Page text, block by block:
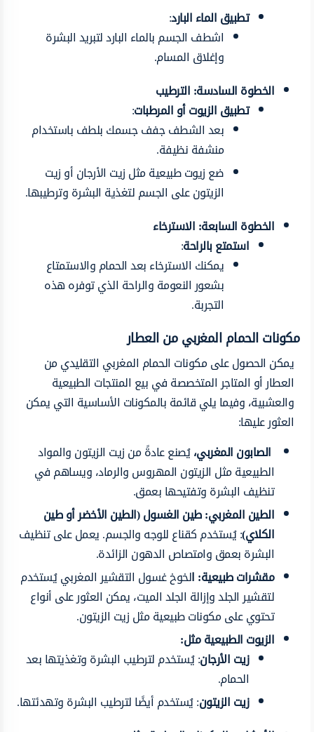
تطبيق الماء البارد:
اشطف الجسم بالماء البارد لتبريد البشرة
وإغلاق المسام.
الخطوة السادسة: الترطيب
تطبيق الزيوت أو المرطبات:
بعد الشطف جفف جسمك بلطف باستخدام
منشفة نظيفة.
ضع زيوت طبيعية مثل زيت الأرجان أو زيت
الزيتون على الجسم لتغذية البشرة وترطيبها.
الخطوة السابعة: الاسترخاء
استمتع بالراحة:
يمكنك الاسترخاء بعد الحمام والاستمتاع
بشعور النعومة والراحة الذي توفره هذه
التجربة.
مكونات الحمام المغربي من العطار
يمكن الحصول على مكونات الحمام المغربي التقليدي من
العطار أو المتاجر المتخصصة في بيع المنتجات الطبيعية
والعشبية، وفيما يلي قائمة بالمكونات الأساسية التي يمكن
العثور عليها:
الصابون المغربي،يُصنع عادةً من زيت الزيتون والمواد
الطبيعية مثل الزيتون المهروس والرماد، ويساهم في
تنظيف البشرة وتفتيحها بعمق.
الطين المغربي:طين الغسول (الطين الأخضر أو طين
الكلاي): يُستخدم كقناع للوجه والجسم. يعمل على تنظيف
البشرة بعمق وامتصاص الدهون الزائدة.
مقشرات طبيعية: الخوخ غسول التقشير المغربي يُستخدم
لتقشير الجلد وإزالة الجلد الميت، يمكن العثور على أنواع
تحتوي على مكونات طبيعية مثل زيت الزيتون.
الزيوت الطبيعية مثل:
زيت الأرجان: يُستخدم لترطيب البشرة وتغذيتها بعد
الحمام.
زيت الزيتون: يُستخدم أيضًا لترطيب البشرة وتهدئتها.